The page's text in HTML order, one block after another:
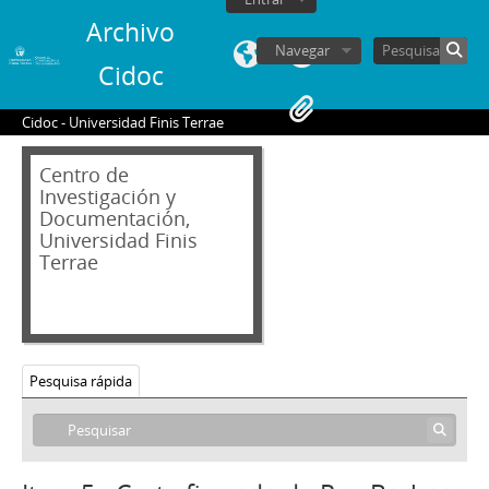
Archivo
Cidoc
Navegar
Cidoc - Universidad Finis Terrae
Centro de
Investigación y
Documentación,
Universidad Finis
Terrae
Pesquisa rápida
02 - Archivos personales